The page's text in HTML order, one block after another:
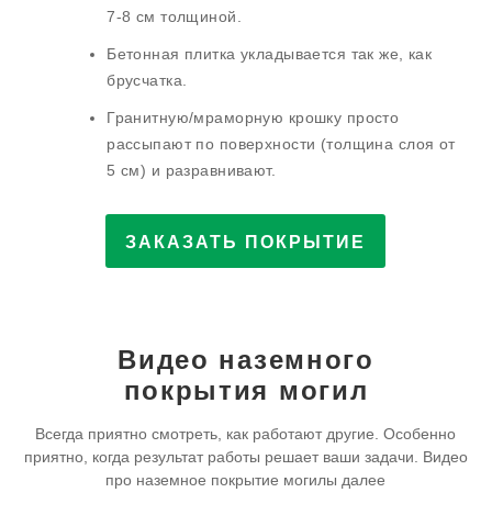
7-8 см толщиной.
Бетонная плитка укладывается так же, как
брусчатка.
Гранитную/мраморную крошку просто
рассыпают по поверхности (толщина слоя от
5 см) и разравнивают.
ЗАКАЗАТЬ ПОКРЫТИЕ
Видео наземного
покрытия могил
Всегда приятно смотреть, как работают другие. Особенно
приятно, когда результат работы решает ваши задачи. Видео
про наземное покрытие могилы далее